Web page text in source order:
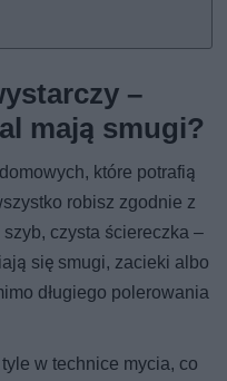
–
mają smugi?
które potrafią
robisz zgodnie z
szyb, czysta ściereczka –
się smugi, zacieki albo
długiego polerowania
w technice mycia, co